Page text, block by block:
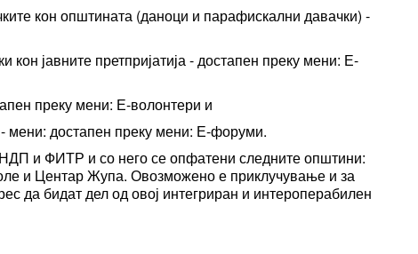
кон општината (даноци и парафискални давачки) -
кон јавните претпријатија - достапен преку мени: Е-
преку мени: Е-волонтери и
достапен преку мени: Е-форуми.
и ФИТР и со него се опфатени следните општини:
и Центар Жупа. Овозможено е приклучување и за
да бидат дел од овој интегриран и интероперабилен